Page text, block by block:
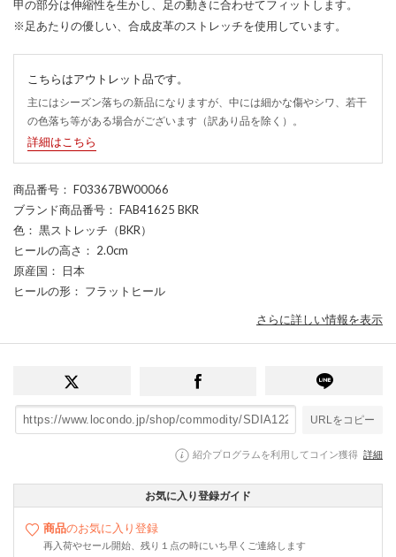
甲の部分は伸縮性を生かし、足の動きに合わせてフィットします。
※足あたりの優しい、合成皮革のストレッチを使用しています。
こちらはアウトレット品です。
主にはシーズン落ちの新品になりますが、中には細かな傷やシワ、若干
の色落ち等がある場合がございます（訳あり品を除く）。
詳細はこちら
商品番号 ： F03367BW00066
ブランド商品番号 ： FAB41625 BKR
色 ： 黒ストレッチ（BKR）
ヒールの高さ ： 2.0cm
原産国 ： 日本
ヒールの形 ： フラットヒール
さらに詳しい情報を表示
URLをコピー
紹介プログラムを利用してコイン獲得 詳細
お気に入り登録ガイド
商品のお気に入り登録
再入荷やセール開始、残り１点の時にいち早くご連絡します